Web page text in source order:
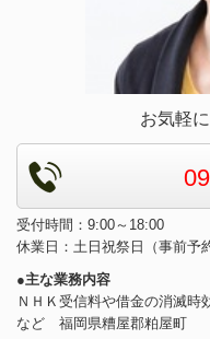
お気軽
受付時間：9:00～18:00
休業日：土日祝祭日（事前予
●主な業務内容
ＮＨＫ受信料や借金の消滅時
など 福岡県糟屋郡粕屋町